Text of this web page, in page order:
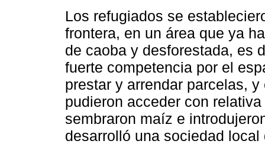
Los refugiados se
frontera, en un área que ya
de caoba y desforestada, es
fuerte competencia por el
prestar y arrendar parcelas,
pudieron acceder con
sembraron maíz e
desarrolló una sociedad